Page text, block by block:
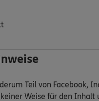
Teil von Facebook,
Weise für den